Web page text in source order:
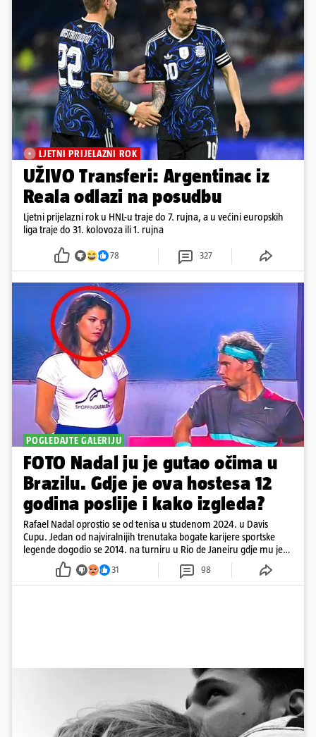
LJETNI PRIJELAZNI ROK
UŽIVO Transferi: Argentinac iz
Reala odlazi na posudbu
Ljetni prijelazni rok u HNL-u traje do 7. rujna, a u većini europskih
liga traje do 31. kolovoza ili 1. rujna
78 327
POGLEDAJTE GALERIJU
FOTO Nadal ju je gutao očima u
Brazilu. Gdje je ova hostesa 12
godina poslije i kako izgleda?
Rafael Nadal oprostio se od tenisa u studenom 2024. u Davis
Cupu. Jedan od najviralnijih trenutaka bogate karijere sportske
legende dogodio se 2014. na turniru u Rio de Janeiru gdje mu je
pažnju odvlačila ljepotica iza klupe
31 98